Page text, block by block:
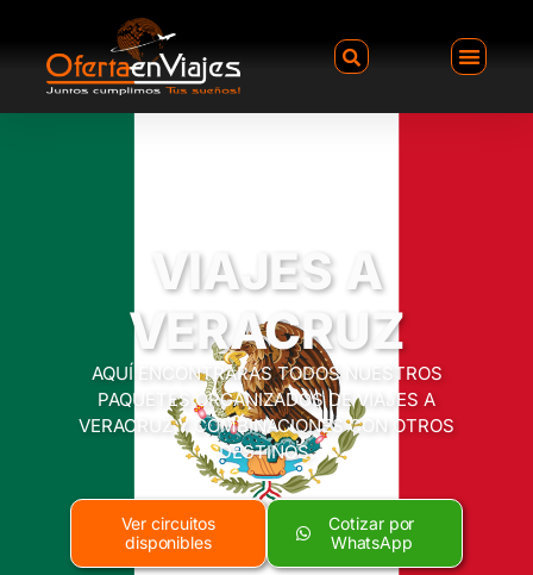
VIAJES A
VERACRUZ
AQUÍ ENCONTRARÁS TODOS NUESTROS
PAQUETES ORGANIZADOS DE VIAJES A
VERACRUZ Y COMBINACIONES CON OTROS
DESTINOS.
Ver circuitos
disponibles
Cotizar por
WhatsApp